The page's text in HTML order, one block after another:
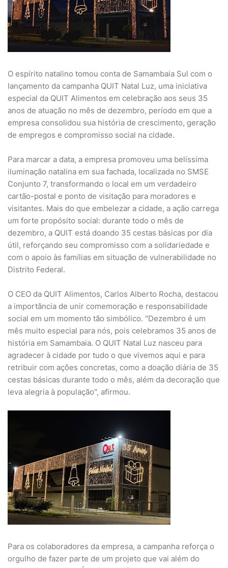
O espírito natalino tomou conta de Samambaia Sul com o
lançamento da campanha QUIT Natal Luz, uma iniciativa
especial da QUIT Alimentos em celebração aos seus 35
anos de atuação no mês de dezembro, período em que a
empresa consolidou sua história de crescimento, geração
de empregos e compromisso social na cidade.
Para marcar a data, a empresa promoveu uma belíssima
iluminação natalina em sua fachada, localizada no SMSE
Conjunto 7, transformando o local em um verdadeiro
cartão-postal e ponto de visitação para moradores e
visitantes. Mais do que embelezar a cidade, a ação carrega
um forte propósito social: durante todo o mês de
dezembro, a QUIT está doando 35 cestas básicas por dia
útil, reforçando seu compromisso com a solidariedade e
com o apoio às famílias em situação de vulnerabilidade no
Distrito Federal.
O CEO da QUIT Alimentos, Carlos Alberto Rocha, destacou
a importância de unir comemoração e responsabilidade
social em um momento tão simbólico. "Dezembro é um
mês muito especial para nós, pois celebramos 35 anos de
história em Samambaia. O QUIT Natal Luz nasceu para
agradecer à cidade por tudo o que vivemos aqui e para
retribuir com ações concretas, como a doação diária de 35
cestas básicas durante todo o mês, além da decoração que
leva alegria à população", afirmou.
Para os colaboradores da empresa, a campanha reforça o
orgulho de fazer parte de um projeto que vai além do